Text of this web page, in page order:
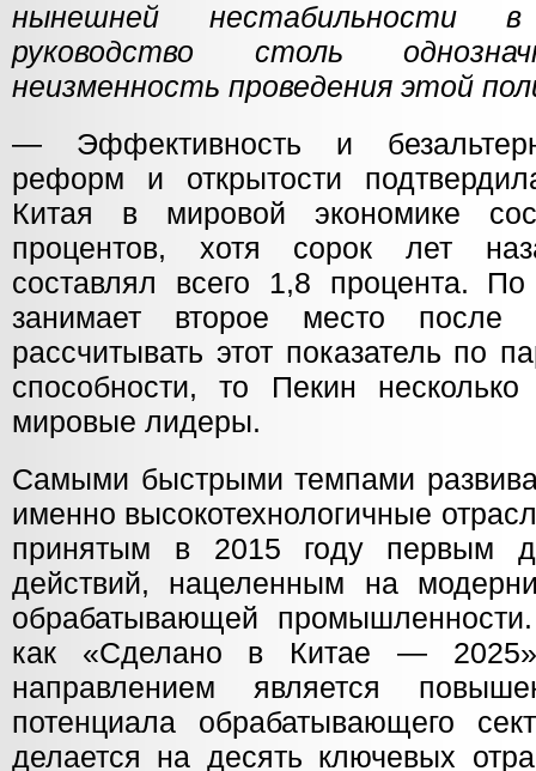
нынешней нестабильности
руководство столь
неизменность проведения этой
— Эффективность и
реформ и открытости
Китая в мировой экономике
процентов, хотя сорок лет
составлял всего 1,8 процента.
занимает второе место
рассчитывать этот показатель по
способности, то Пекин
мировые лидеры.
Самыми быстрыми темпами
именно высокотехнологичные
принятым в 2015 году первым
действий, нацеленным на
обрабатывающей
как «Сделано в Китае —
направлением является
потенциала обрабатывающего
делается на десять ключевых